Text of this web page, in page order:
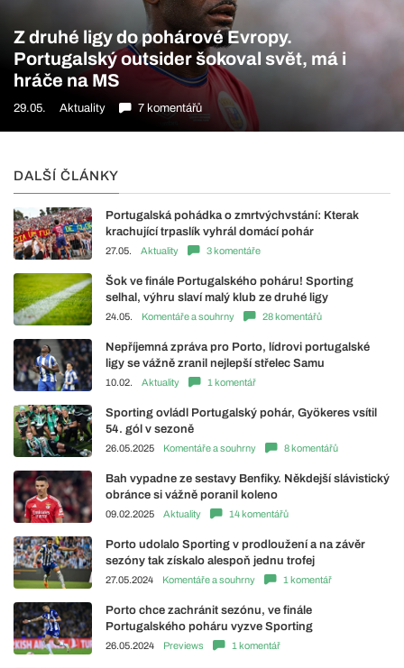
Z druhé ligy do pohárové Evropy.
Portugalský outsider šokoval svět, má i
hráče na MS
29.05. Aktuality 7 komentářů
DALŠÍ ČLÁNKY
Portugalská pohádka o zmrtvýchvstání: Kterak
krachující trpaslík vyhrál domácí pohár
27.05. Aktuality 3 komentáře
Šok ve finále Portugalského poháru! Sporting
selhal, výhru slaví malý klub ze druhé ligy
24.05. Komentáře a souhrny 28 komentářů
Nepříjemná zpráva pro Porto, lídrovi portugalské
ligy se vážně zranil nejlepší střelec Samu
10.02. Aktuality 1 komentář
Sporting ovládl Portugalský pohár, Gyökeres vsítil
54. gól v sezoně
26.05.2025 Komentáře a souhrny 8 komentářů
Bah vypadne ze sestavy Benfiky. Někdejší slávistický
obránce si vážně poranil koleno
09.02.2025 Aktuality 14 komentářů
Porto udolalo Sporting v prodloužení a na závěr
sezóny tak získalo alespoň jednu trofej
27.05.2024 Komentáře a souhrny 1 komentář
Porto chce zachránit sezónu, ve finále
Portugalského poháru vyzve Sporting
26.05.2024 Previews 1 komentář